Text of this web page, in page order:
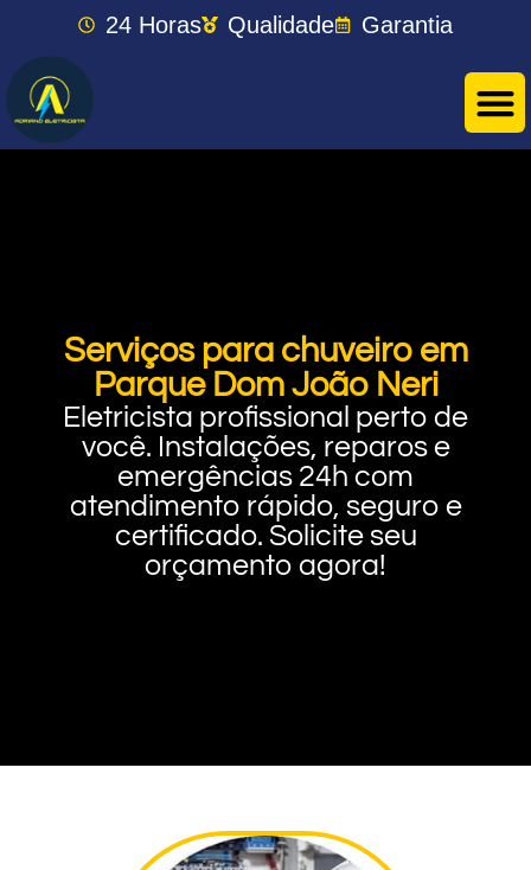
24 Horas Qualidade Garantia
Serviços para chuveiro em
Parque Dom João Neri
Eletricista profissional perto de
você. Instalações, reparos e
emergências 24h com
atendimento rápido, seguro e
certificado. Solicite seu
orçamento agora!